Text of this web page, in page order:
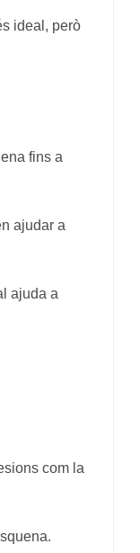
ideal, però
fins a
ajudar a
ajuda a
com la